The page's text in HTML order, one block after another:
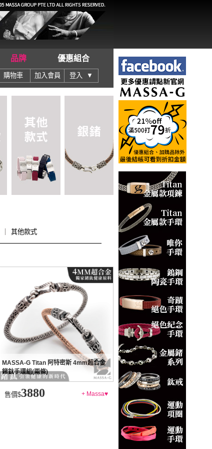
品牌 優惠組合
購物車 加入會員 登入 ▼
其他款式
MASSA-G Titan 阿特密斯 4mm超合金
鍺鈦手環組(兩條)
售價$3880 + Massa♥